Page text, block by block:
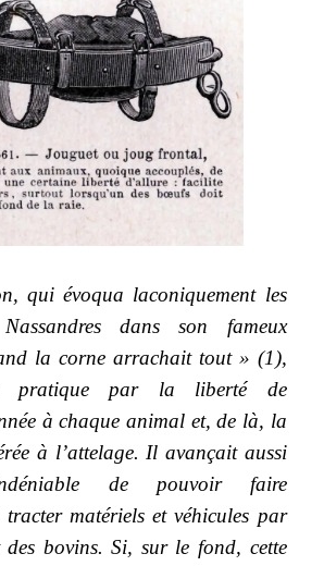
qui évoqua laconiquement les
dans son fameux
la corne arrachait tout » (1),
pratique par la liberté de
à chaque animal et, de là, la
à l’attelage. Il avançait aussi
de pouvoir faire
tracter matériels et véhicules par
des bovins. Si, sur le fond, cette